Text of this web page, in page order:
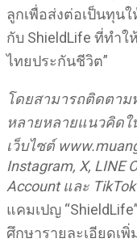
ลูกเพื่อส่งต่อเป็นทุน
กับ ShieldLife ที่ทำ
ไทยประกันชีวิต”
โดยสามารถติดตาม
หลายหลายแนวคิดใ
เว็บไซต์ www.
Instagram, X, LINE
Account และ TikTok
แคมเปญ
ศึกษารายละเอียดเพิ่